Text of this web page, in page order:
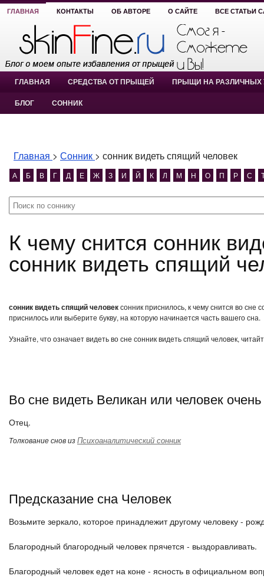
ГЛАВНАЯ КОНТАКТЫ ОБ АВТОРЕ О САЙТЕ ВСЕ СТАТЬИ
ГЛАВНАЯ СРЕДСТВА ОТ ПРЫЩЕЙ ПРЫЩИ НА РАЗЛИЧНЫХ
БЛОГ СОННИК
Главная > Сонник > сонник видеть спящий человек
А Б В Г Д Е Ж З И Й К Л М Н О П Р С
К чему снится сонник видеть спящий человек?
сонник видеть спящий
сонник видеть спящий человексонник приснилось, к чему снится во сне
приснилось или выберите букву, на которую начинается часть вашего сна.
Узнайте, что означает видеть во сне сонник видеть спящий человек,
Во сне видеть Великан или человек
Отец.
Толкование снов изПсихоаналитический сонник
Предсказание сна Человек
Возьмите зеркало, которое принадлежит другому человеку -
Благородный благородный человек прячется - выздоравливать.
Благородный человек едет на коне - ясность в официальном